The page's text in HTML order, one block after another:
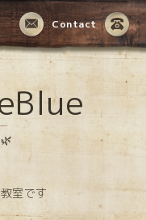
Contact
室です